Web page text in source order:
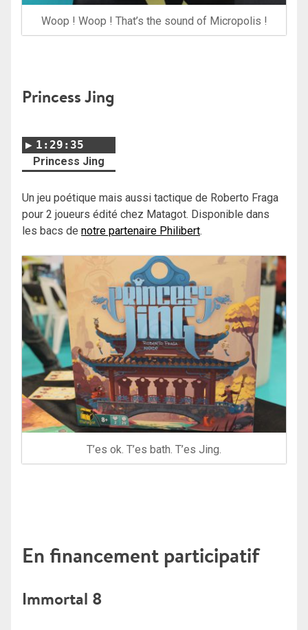
Woop ! Woop ! That’s the sound of Micropolis !
Princess Jing
1:29:35
Princess Jing
Un jeu poétique mais aussi tactique de Roberto Fraga
pour 2 joueurs édité chez Matagot. Disponible dans
les bacs de notre partenaire Philibert.
T’es ok. T’es bath. T’es Jing.
En financement participatif
Immortal 8